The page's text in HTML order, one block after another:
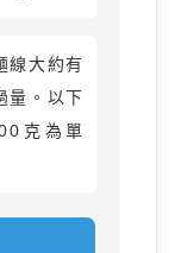
線大約有
量。以下
克為單